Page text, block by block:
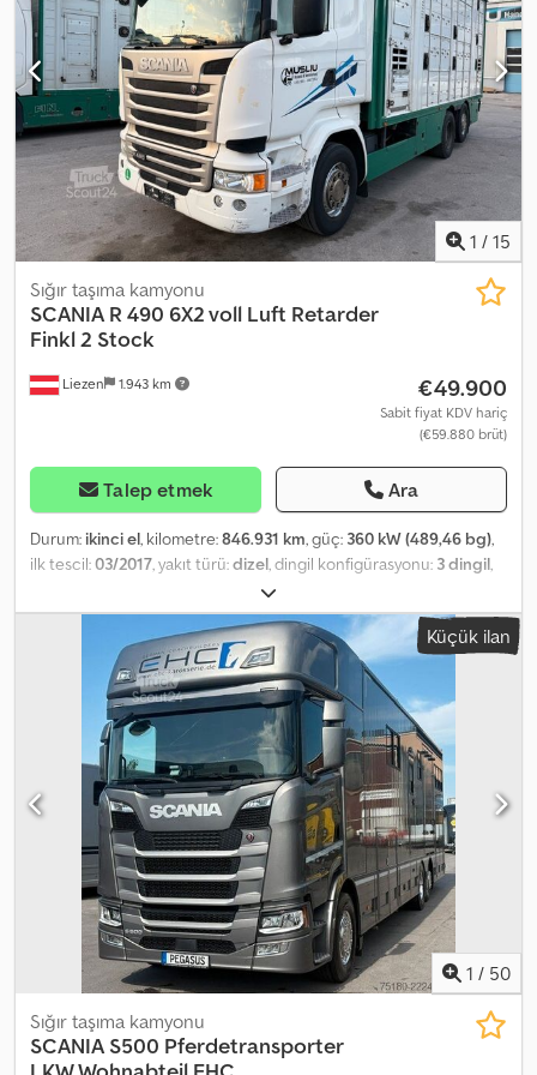
registered as a motor vehicle. Csdpozqnnzefx Afworf The owner
states that some hoses need replacing for the work platform to
be approved; some have already been replaced by the owner.
Ready for delivery. Mileage: 212,000 km Horsepower: 190 Unladen
weight: 11,800 kg Model: 82m lift truck with Simon Cara 170 –
Worth seeing. SEE VIDEO. = Further information = Please contact
ATS Norway for more information.
1 / 15
Liezen 1.943 km
Sığır taşıma kamyonu
SCANIA R 490 6X2 voll Luft Retarder
Finkl 2 Stock
€49.900
Sabit fiyat KDV hariç
(€59.880 brüt)
Talep etmek Ara
Durum: ikinci el, kilometre:846.931 km, güç: 360 kW (489,46 bg),
ilk tescil:03/2017, yakıt türü:dizel, dingil konfigürasyonu: 3 dingil,
, vites türü:
sınıfı:Euro 6, Üretim yılı:2017, Donanım:ABS, elektronik denge
programı (ESP), hidrolik arka platform, klima, navigasyon
sistemi, park ısıtıcısı, SCANIA G 490 6X2 lift/steered, Opticruise
with clutch. Retarder, refrigerator, auxiliary heater, 2x bed, leather
seats, heated seats, central lubrication system, navigation, lane
departure warning system. Body: Finkl, 2 levels Condition: very
good, TÜV approved Crjdswtwd Hepfx Afwsf Tyres: 70% tread
remaining
Küçük ilan
1 / 50
Sığır taşıma kamyonu
SCANIA S500 Pferdetransporter